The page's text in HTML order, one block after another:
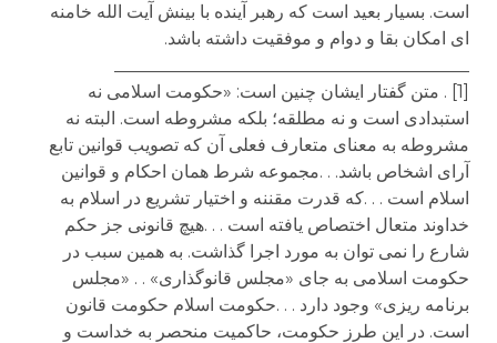
است. بسیار بعید است که رهبر آینده با بینش آیت الله خامنه
ای امکان بقا و دوام و موفقیت داشته باشد.
[1] . متن گفتار ایشان چنین است: «حکومت اسلامی نه
استبدادی است و نه مطلقه؛ بلکه مشروطه است. البته نه
مشروطه به معنای متعارف فعلی آن که تصویب قوانین تابع
آرای اشخاص باشد. . .مجموعه شرط همان احکام و قوانین
اسلام است . . .که قدرت مقننه و اختیار تشریع در اسلام به
خداوند متعال اختصاص یافته است . . .هیچ قانونی جز حکم
شارع را نمی توان به مورد اجرا گذاشت. به همین سبب در
حکومت اسلامی به جای «مجلس قانوگذاری» . . «مجلس
برنامه ریزی» وجود دارد . . .حکومت اسلام حکومت قانون
است. در این طرز حکومت، حاکمیت منحصر به خداست و